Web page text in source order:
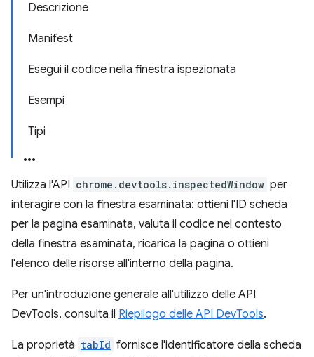
Descrizione
Manifest
Esegui il codice nella finestra ispezionata
Esempi
Tipi
Utilizza l'API chrome.devtools.inspectedWindow per
interagire con la finestra esaminata: ottieni l'ID scheda
per la pagina esaminata, valuta il codice nel contesto
della finestra esaminata, ricarica la pagina o ottieni
l'elenco delle risorse all'interno della pagina.
Per un'introduzione generale all'utilizzo delle API
DevTools, consulta il Riepilogo delle API DevTools.
La proprietà tabId fornisce l'identificatore della scheda